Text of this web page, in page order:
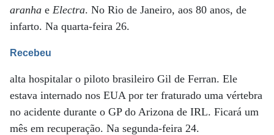
aranha e Electra. No Rio de Janeiro, aos 80 anos, de
infarto. Na quarta-feira 26.
Recebeu
alta hospitalar o piloto brasileiro Gil de Ferran. Ele
estava internado nos EUA por ter fraturado uma vértebra
no acidente durante o GP do Arizona de IRL. Ficará um
mês em recuperação. Na segunda-feira 24.